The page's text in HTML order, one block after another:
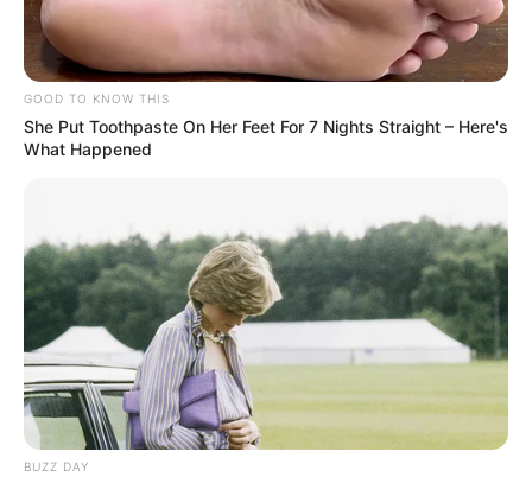
GOOD TO KNOW THIS
She Put Toothpaste On Her Feet For 7 Nights Straight – Here's
What Happened
BUZZ DAY